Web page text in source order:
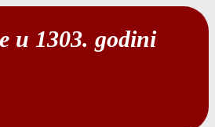
u 1303. godini